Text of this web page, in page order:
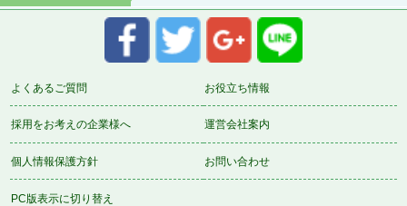
よくあるご質問 お役立ち情報
採用をお考えの企業様へ 運営会社案内
個人情報保護方針 お問い合わせ
PC版表示に切り替え